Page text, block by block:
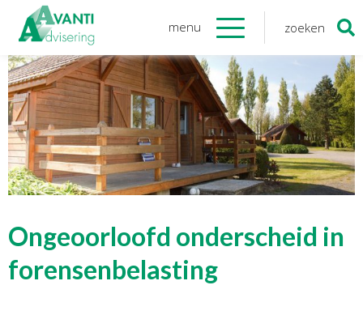
menu zoeken
Organisatie
Onze medewerkers
NOAB gecertificeerd
Algemene verordening
gegevensbescherming
Sponsoring
Onzediensten
Zoeken
naar:
Ongeoorloofd onderscheid in
forensenbelasting